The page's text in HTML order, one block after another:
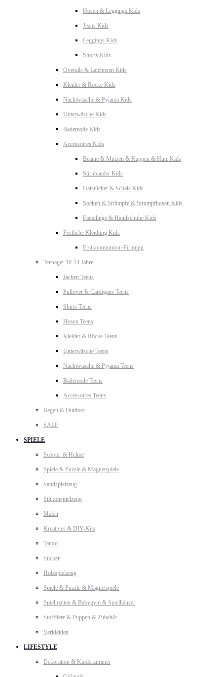
Hosen & Leggings Kids
Jeans Kids
Leggings Kids
Shorts Kids
Overalls & Latzhosen Kids
Kleider & Röcke Kids
Nachtwäsche & Pyjama Kids
Unterwäsche Kids
Bademode Kids
Accessoires Kids
Beanie & Mützen & Kappen & Hüte Kids
Stirnbänder Kids
Halstücher & Schals Kids
Socken & Strümpfe & Strumpfhosen Kids
Fäustlinge & Handschuhe Kids
Festliche Kleidung Kids
Erstkommunion /Firmung
Teenager 10-14 Jahre
Jacken Teens
Pullover & Cardigans Teens
Shirts Teens
Hosen Teens
Kleider & Röcke Teens
Unterwäsche Teens
Nachtwäsche & Pyjama Teens
Bademode Teens
Accessoires Teens
Regen & Outdoor
SALE
SPIELE
Scooter & Helme
Spiele & Puzzle & Magnetspiele
Sandspielzeug
Silikonspielzeug
Malen
Kreatives & DIY-Kits
Tattoo
Sticker
Holzspielzeug
Spiele & Puzzle & Magnetspiele
Spielmatten & Babygym & Spielhäuser
Stofftiere & Puppen & Zubehör
Verkleiden
LIFESTYLE
Dekoration & Kinderzimmer